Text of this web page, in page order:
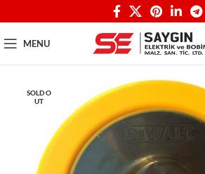
MENU
SOLD O
UT